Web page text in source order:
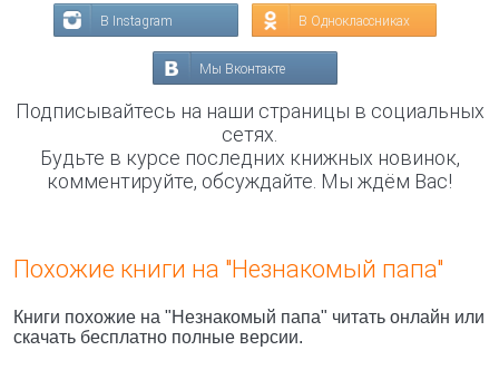
В Instagram В Одноклассниках
Мы Вконтакте
Подписывайтесь на наши страницы в социальных
сетях.
Будьте в курсе последних книжных новинок,
комментируйте, обсуждайте. Мы ждём Вас!
Похожие книги на "Незнакомый папа"
Книги похожие на "Незнакомый папа" читать онлайн или
скачать бесплатно полные версии.